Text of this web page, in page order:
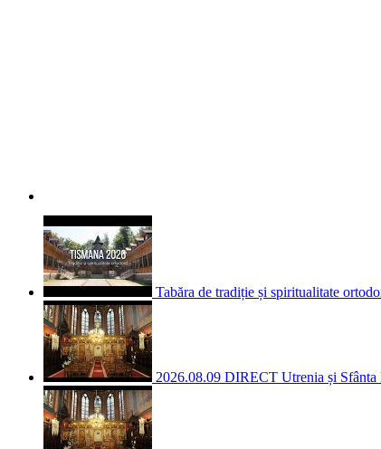
Tabăra de tradiție și spiritualitate
2026.08.09 DIRECT Utrenia și